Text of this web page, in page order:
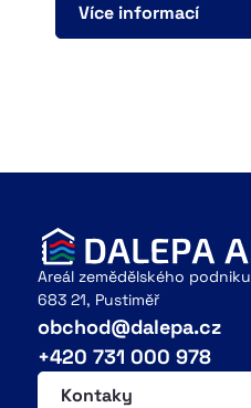
Více informací
Areál zemědělského podniku
683 21, Pustiměř
obchod@dalepa.cz
+420 731 000 978
Kontaky